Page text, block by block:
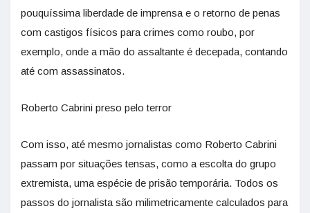
pouquíssima liberdade de imprensa e o retorno de penas
com castigos físicos para crimes como roubo, por
exemplo, onde a mão do assaltante é decepada, contando
até com assassinatos.
Roberto Cabrini preso pelo terror
Com isso, até mesmo jornalistas como Roberto Cabrini
passam por situações tensas, como a escolta do grupo
extremista, uma espécie de prisão temporária. Todos os
passos do jornalista são milimetricamente calculados para